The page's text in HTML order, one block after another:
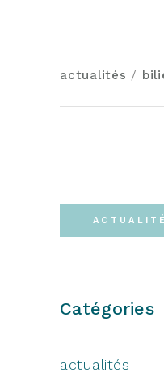
actualités /
Catégories
actualités